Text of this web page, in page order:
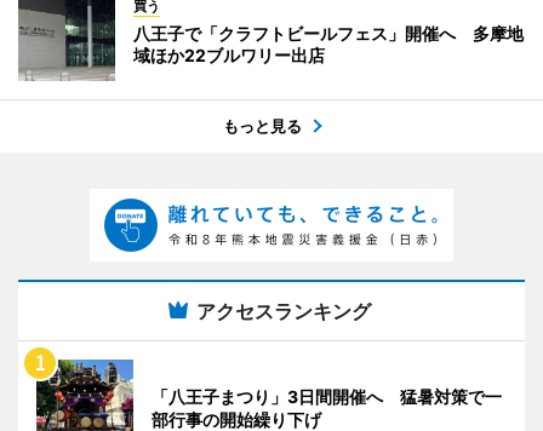
買う
八王子で「クラフトビールフェス」開催へ 多摩地
域ほか22ブルワリー出店
もっと見る
アクセスランキング
「八王子まつり」3日間開催へ 猛暑対策で一
部行事の開始繰り下げ